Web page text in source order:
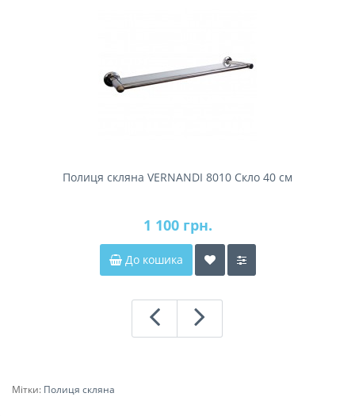
Полиця скляна VERNANDI 8010 Скло 40 см
1 100 грн.
До кошика
Мітки: Полиця скляна